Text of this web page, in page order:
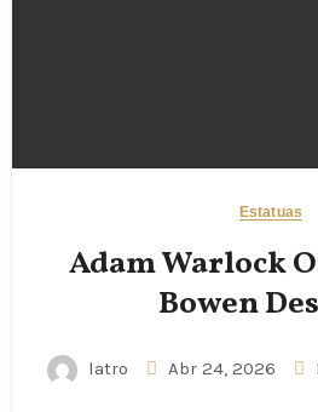
Estatuas
Adam Warlock
Bowen
latro Abr 24, 2026